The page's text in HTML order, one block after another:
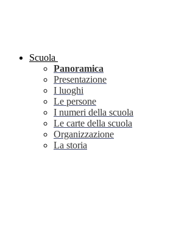
Scuola
Panoramica
Presentazione
I luoghi
Le persone
I numeri della scuola
Le carte della scuola
Organizzazione
La storia